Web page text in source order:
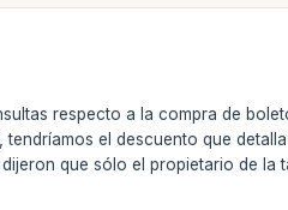
respecto a la compra de
el descuento que
que sólo el propietario de